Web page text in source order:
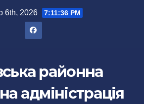
6th, 2026 7:11:37 PM
районна
адміністрація